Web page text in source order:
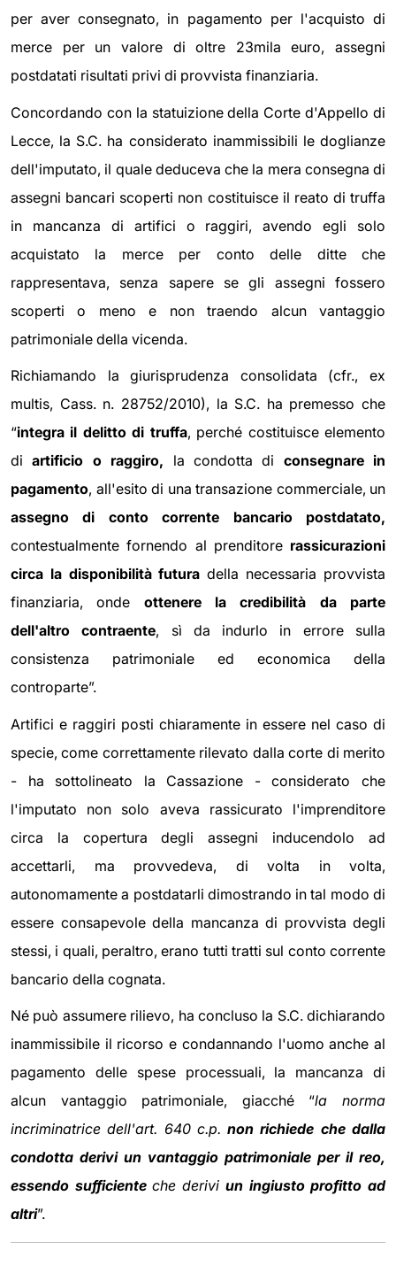
per aver consegnato, in pagamento per l'acquisto di
merce per un valore di oltre 23mila euro, assegni
postdatati risultati privi di provvista finanziaria.
Concordando con la statuizione della Corte d'Appello di
Lecce, la S.C. ha considerato inammissibili le doglianze
dell'imputato, il quale deduceva che la mera consegna di
assegni bancari scoperti non costituisce il reato di truffa
in mancanza di artifici o raggiri, avendo egli solo
acquistato la merce per conto delle ditte che
rappresentava, senza sapere se gli assegni fossero
scoperti o meno e non traendo alcun vantaggio
patrimoniale della vicenda.
Richiamando la giurisprudenza consolidata (cfr., ex
multis, Cass. n. 28752/2010), la S.C. ha premesso che
“integra il delitto di truffa, perché costituisce elemento
diartificio o raggiro, la condotta di consegnare in
pagamento, all'esito di una transazione commerciale, un
assegno di conto corrente bancario postdatato,
contestualmente fornendo al prenditore rassicurazioni
circa la disponibilità futura della necessaria provvista
finanziaria, onde ottenere la credibilità da parte
dell'altro contraente, sì da indurlo in errore sulla
consistenza patrimoniale ed economica della
controparte”.
Artifici e raggiri posti chiaramente in essere nel caso di
specie, come correttamente rilevato dalla corte di merito
- ha sottolineato la Cassazione - considerato che
l'imputato non solo aveva rassicurato l'imprenditore
circa la copertura degli assegni inducendolo ad
accettarli, ma provvedeva, di volta in volta,
autonomamente a postdatarli dimostrando in tal modo di
essere consapevole della mancanza di provvista degli
stessi, i quali, peraltro, erano tutti tratti sul conto corrente
bancario della cognata.
Né può assumere rilievo, ha concluso la S.C. dichiarando
inammissibile il ricorso e condannando l'uomo anche al
pagamento delle spese processuali, la mancanza di
alcun vantaggio patrimoniale, giacché “la norma
incriminatrice dell'art. 640 c.p.non richiede che dalla
condotta derivi un vantaggio patrimoniale per il reo,
essendo sufficienteche derivi un ingiusto profitto ad
altri”.